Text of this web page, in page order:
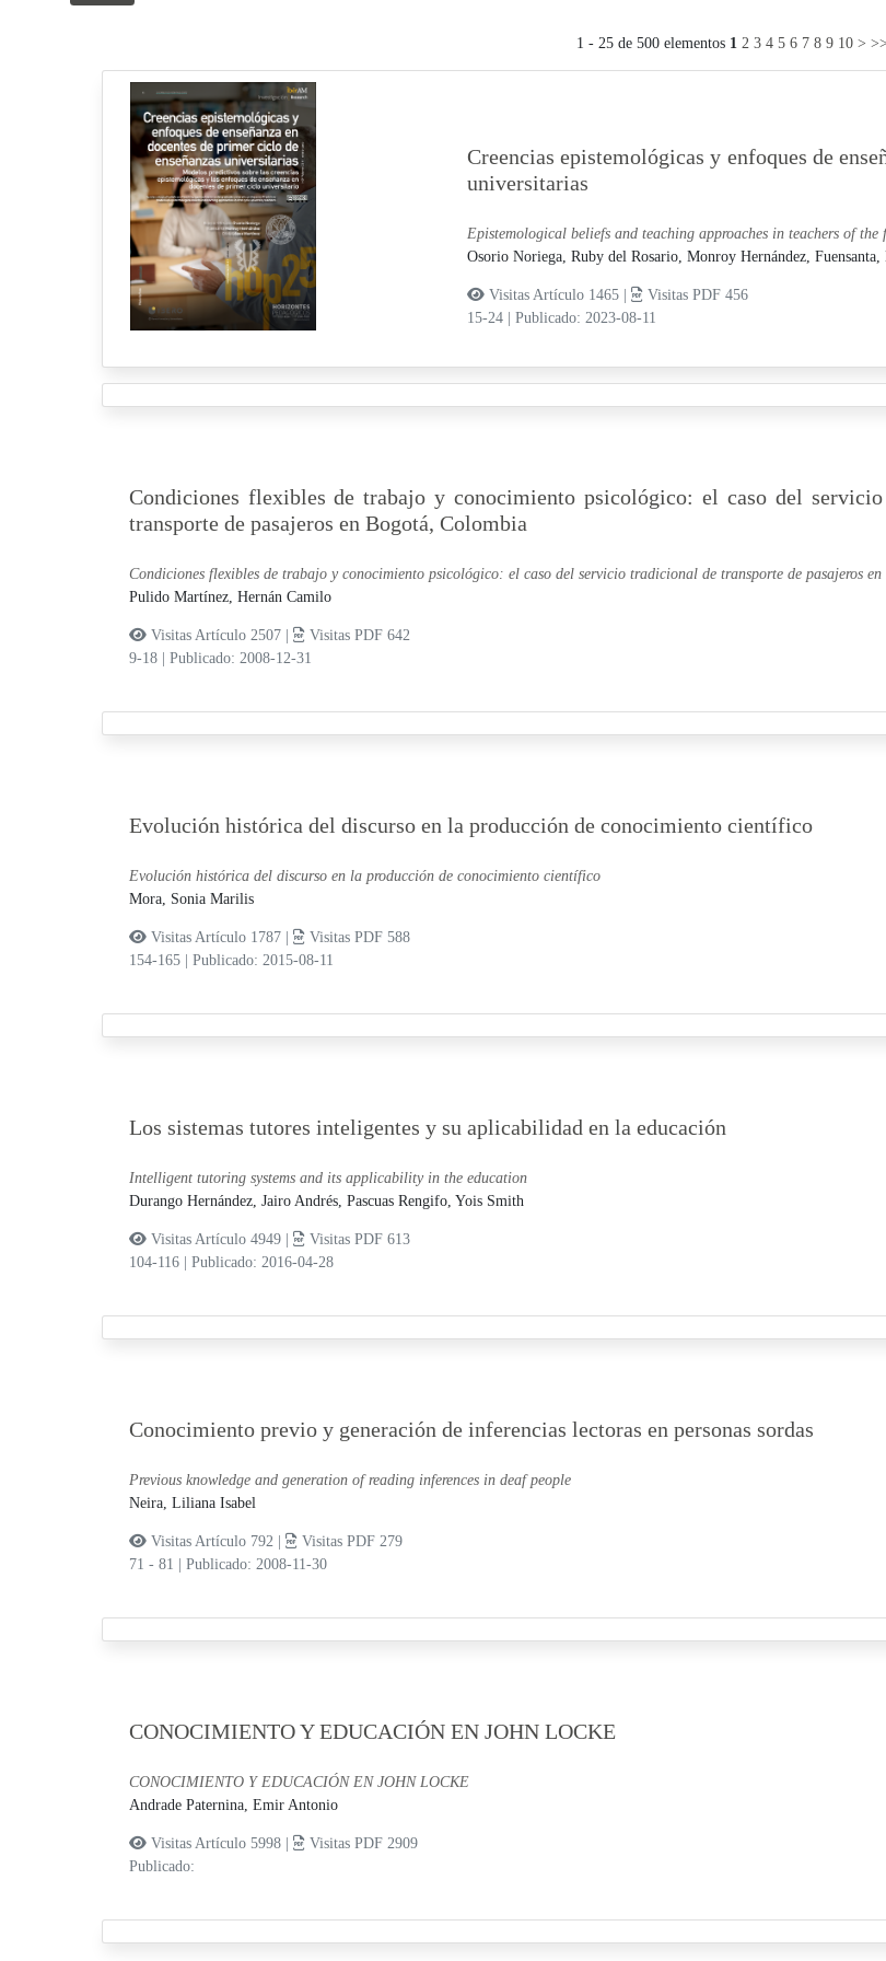
1 - 25 de 500 elementos 1 2 3 4 5 6 7 8 9 10 > >>
Creencias epistemológicas y enfoques de
universitarias
Epistemological beliefs and teaching approaches in teachers of
Osorio Noriega, Ruby del Rosario, Monroy Hernández, Fuensanta,
Visitas Artículo 1465 |
Visitas PDF 456
15-24
Publicado: 2023-08-11
Condiciones flexibles de trabajo y conocimiento psicológico: el caso del
transporte de pasajeros en Bogotá, Colombia
Condiciones flexibles de trabajo y conocimiento psicológico: el caso del servicio tradicional de transporte de pasajeros
Pulido Martínez, Hernán Camilo
Visitas Artículo 2507 |
Visitas PDF 642
9-18
Publicado: 2008-12-31
Evolución histórica del discurso en la producción de conocimiento científico
Evolución histórica del discurso en la producción de conocimiento científico
Mora, Sonia Marilis
Visitas Artículo 1787 |
Visitas PDF 588
154-165
Publicado: 2015-08-11
Los sistemas tutores inteligentes y su aplicabilidad en la educación
Intelligent tutoring systems and its applicability in the education
Durango Hernández, Jairo Andrés, Pascuas Rengifo, Yois Smith
Visitas Artículo 4949 |
Visitas PDF 613
104-116
Publicado: 2016-04-28
Conocimiento previo y generación de inferencias lectoras en personas sordas
Previous knowledge and generation of reading inferences in deaf people
Neira, Liliana Isabel
Visitas Artículo 792 |
Visitas PDF 279
71 - 81
Publicado: 2008-11-30
CONOCIMIENTO Y EDUCACIÓN EN JOHN LOCKE
CONOCIMIENTO Y EDUCACIÓN EN JOHN LOCKE
Andrade Paternina, Emir Antonio
Visitas Artículo 5998 |
Visitas PDF 2909
Publicado: